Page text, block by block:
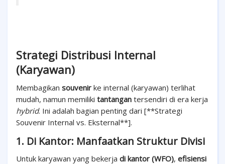
Strategi Distribusi Internal
(Karyawan)
Membagikan souvenir ke internal (karyawan) terlihat
mudah, namun memiliki tantangan tersendiri di era kerja
hybrid. Ini adalah bagian penting dari [**Strategi
Souvenir Internal vs. Eksternal**].
1. Di Kantor: Manfaatkan Struktur Divisi
Untuk karyawan yang bekerja di kantor (WFO), efisiensi